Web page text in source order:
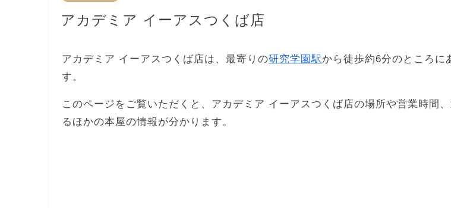
アカデミア イーアスつくば店
アカデミア イーアスつくば店は、最寄りの研究学園駅から徒歩約6分のところに
す。
このページをご覧いただくと、アカデミア イーアスつくば店の場所や営業時間
るほかの本屋の情報が分かります。